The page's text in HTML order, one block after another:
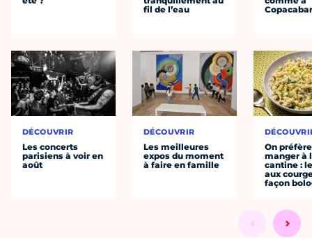
DÉCOUVRIR
Les concerts
parisiens à voir en
août
fil de l’eau
DÉCOUVRIR
Les meilleures
expos du moment
à faire en famille
On préfère
manger à
cantine :
aux
façon